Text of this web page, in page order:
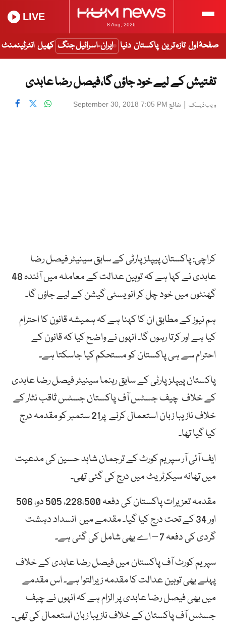
8 Aug, 2026
LIVE
صفحۂ اول تازہ ترین پاکستان دنیا ایران-اسرائیل جنگ کھیل انٹرٹینمنٹ
تفتیش کے لیے خود جاؤں گا،فیصل رضا عابدی
ویب ڈیسک | شائع September 30, 2018 7:05 PM
کراچی: پاکستان پیپلزپارٹی کے سابق سینیٹر فیصل رضا
عابدی نے کہا ہے کہ توہین عدالت کے معاملہ میں آئندہ 48
گھنٹوں میں خود چل کر انویسٹی گیشن کے لیے جاؤں گا۔
ہم نیوز کے مطابق ان کا کہنا ہے کہ ہمیشہ قانون کا احترام
کیا ہے اور کرتا رہوں گا۔ انہوں نے واضح کیا کہ قانون کے
احترام سے ہی پاکستان کو مستحکم کیا جاسکتا ہے۔
پاکستان پیپلز پارٹی کے سابق رہنما سینیٹر فیصل رضا عابدی
کے خلاف چیف جسٹس آف پاکستان جسٹس ثاقب نثار کے
خلاف نازیبا زبان استعمال کرنے پر21 ستمبر کو مقدمہ درج
کیا گیا تھا۔
ایف آئی آر سپریم کورٹ کے ترجمان شاہد حسین کی مدعیت
میں تھانہ سیکرٹریٹ میں درج کی گئی تھی۔
مقدمہ تعزیرات پاکستان کی دفعہ 228،500، 505 دو، 506
اور 34 کے تحت درج کیا گیا۔ مقدمے میں انسداد دہشت
گردی کی دفعہ 7 – اے بھی شامل کی گئی ہے۔
سپریم کورٹ آف پاکستان میں فیصل رضا عابدی کے خلاف
پہلے بھی توہین عدالت کا مقدمہ زیرالتوا ہے۔ اس مقدمے
میں بھی فیصل رضا عابدی پر الزام ہے کہ انہوں نے چیف
جسٹس آف پاکستان کے خلاف نازیبا زبان استعمال کی تھی۔